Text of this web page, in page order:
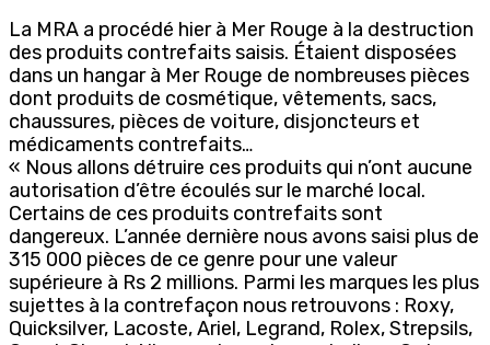
La MRA a procédé hier à Mer Rouge à la destruction
des produits contrefaits saisis. Étaient disposées
dans un hangar à Mer Rouge de nombreuses pièces
dont produits de cosmétique, vêtements, sacs,
chaussures, pièces de voiture, disjoncteurs et
médicaments contrefaits…
« Nous allons détruire ces produits qui n’ont aucune
autorisation d’être écoulés sur le marché local.
Certains de ces produits contrefaits sont
dangereux. L’année dernière nous avons saisi plus de
315 000 pièces de ce genre pour une valeur
supérieure à Rs 2 millions. Parmi les marques les plus
sujettes à la contrefaçon nous retrouvons : Roxy,
Quicksilver, Lacoste, Ariel, Legrand, Rolex, Strepsils,